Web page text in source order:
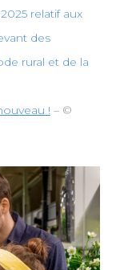
relatif aux
des
rural et de la
!– ©